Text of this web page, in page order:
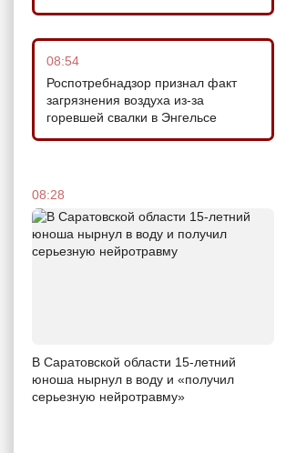
08:54
Роспотребнадзор признал факт
загрязнения воздуха из-за
горевшей свалки в Энгельсе
08:28
В Саратовской области 15-летний
юноша нырнул в воду и «получил
серьезную нейротравму»